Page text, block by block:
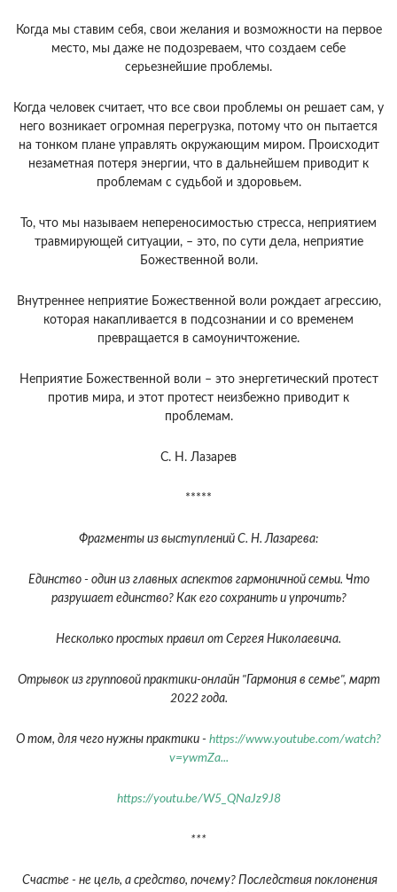
Когда мы ставим себя, свои желания и возможности на первое
место, мы даже не подозреваем, что создаем себе
серьезнейшие проблемы.
Когда человек считает, что все свои проблемы он решает сам, у
него возникает огромная перегрузка, потому что он пытается
на тонком плане управлять окружающим миром. Происходит
незаметная потеря энергии, что в дальнейшем приводит к
проблемам с судьбой и здоровьем.
То, что мы называем непереносимостью стресса, неприятием
травмирующей ситуации, – это, по сути дела, неприятие
Божественной воли.
Внутреннее неприятие Божественной воли рождает агрессию,
которая накапливается в подсознании и со временем
превращается в самоуничтожение.
Неприятие Божественной воли – это энергетический протест
против мира, и этот протест неизбежно приводит к
проблемам.
С. Н. Лазарев
*****
Фрагменты из выступлений С. Н. Лазарева:
Единство - один из главных аспектов гармоничной семьи. Что
разрушает единство? Как его сохранить и упрочить?
Несколько простых правил от Сергея Николаевича.
Отрывок из групповой практики-онлайн "Гармония в семье", март
2022 года.
О том, для чего нужны практики - https://www.youtube.com/watch?
v=ywmZa...
https://youtu.be/W5_QNaJz9J8
***
Счастье - не цель, а средство, почему? Последствия поклонения